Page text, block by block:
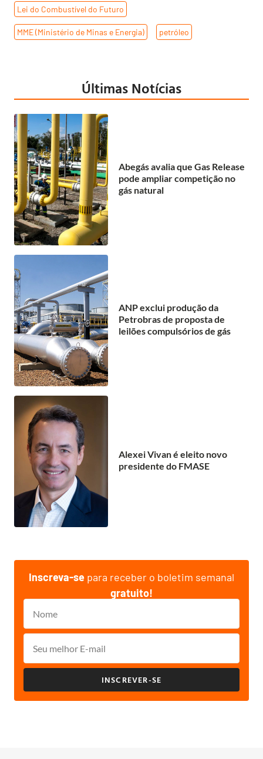
Lei do Combustível do Futuro
MME (Ministério de Minas e Energia) petróleo
Últimas Notícias
Abegás avalia que Gas Release
pode ampliar competição no
gás natural
ANP exclui produção da
Petrobras de proposta de
leilões compulsórios de gás
Alexei Vivan é eleito novo
presidente do FMASE
Inscreva-se para receber o boletim semanal
gratuito!
INSCREVER-SE